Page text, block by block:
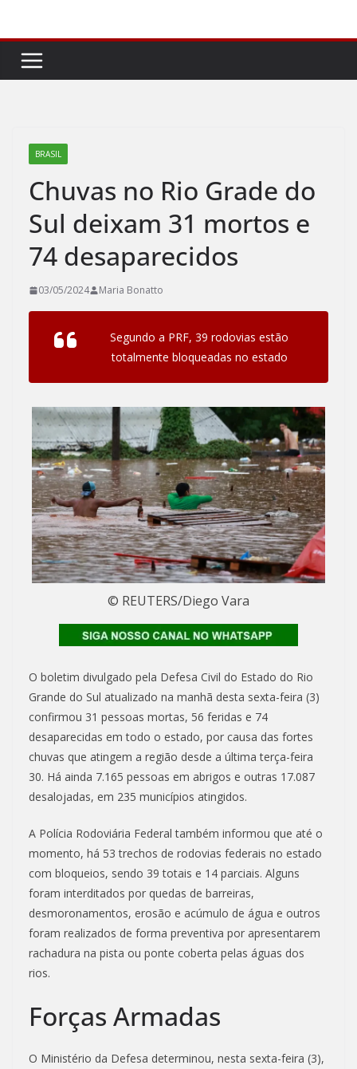
conteúdo
BRASIL
Chuvas no Rio Grade do
Sul deixam 31 mortos e
74 desaparecidos
03/05/2024 Maria Bonatto
Segundo a PRF, 39 rodovias estão
totalmente bloqueadas no estado
© REUTERS/Diego Vara
O boletim divulgado pela Defesa Civil do Estado do Rio
Grande do Sul atualizado na manhã desta sexta-feira (3)
confirmou 31 pessoas mortas, 56 feridas e 74
desaparecidas em todo o estado, por causa das fortes
chuvas que atingem a região desde a última terça-feira
30. Há ainda 7.165 pessoas em abrigos e outras 17.087
desalojadas, em 235 municípios atingidos.
A Polícia Rodoviária Federal também informou que até o
momento, há 53 trechos de rodovias federais no estado
com bloqueios, sendo 39 totais e 14 parciais. Alguns
foram interditados por quedas de barreiras,
desmoronamentos, erosão e acúmulo de água e outros
foram realizados de forma preventiva por apresentarem
rachadura na pista ou ponte coberta pelas águas dos
rios.
Forças Armadas
O Ministério da Defesa determinou, nesta sexta-feira (3),